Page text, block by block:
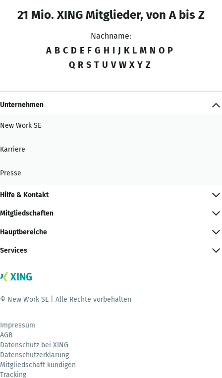
21 Mio. XING Mitglieder, von A bis Z
Nachname:
A B C D E F G H I J K L M N O P
Q R S T U V W X Y Z
Unternehmen
New Work SE
Karriere
Presse
Hilfe & Kontakt
Mitgliedschaften
Hauptbereiche
Services
© New Work SE | Alle Rechte vorbehalten
Impressum
AGB
Datenschutz bei XING
Datenschutzerklärung
Mitgliedschaft kündigen
Tracking